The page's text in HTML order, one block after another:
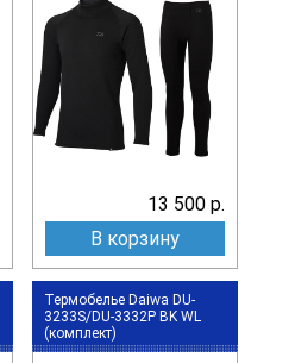
13 500 р.
В корзину
Термобелье Daiwa DU-
3233S/DU-3332P BK WL
(комплект)